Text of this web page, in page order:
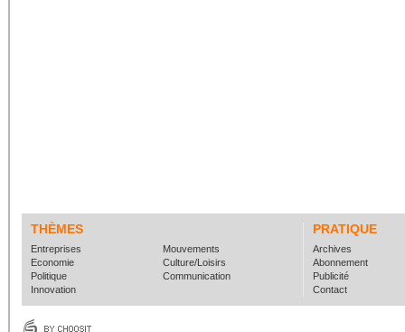
THÈMES PRATIQUE
Entreprises
Economie
Politique
Innovation
Mouvements
Culture/Loisirs
Communication
Archives
Abonnement
Publicité
Contact